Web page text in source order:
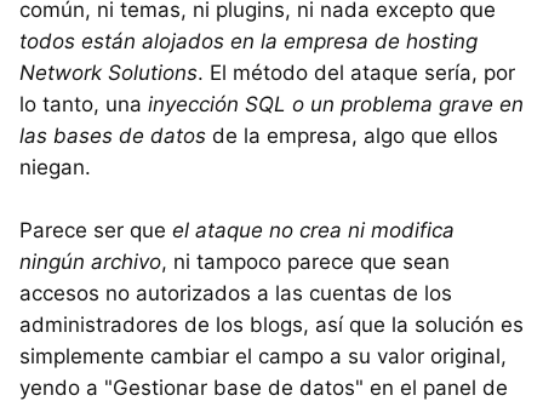
común, ni temas, ni plugins, ni nada excepto que
todos están alojados en la empresa de hosting
Network Solutions. El método del ataque sería, por
lo tanto, una inyección SQL o un problema grave en
las bases de datos de la empresa, algo que ellos
niegan.
Parece ser que el ataque no crea ni modifica
ningún archivo, ni tampoco parece que sean
accesos no autorizados a las cuentas de los
administradores de los blogs, así que la solución es
simplemente cambiar el campo a su valor original,
yendo a "Gestionar base de datos" en el panel de